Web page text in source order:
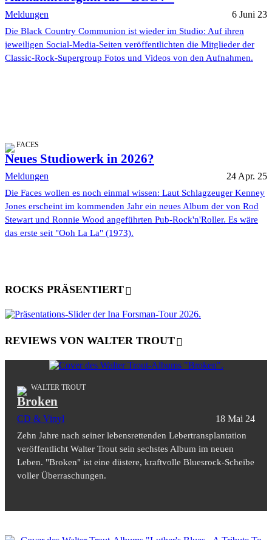
Meldungen 6 Juni 23
Die Black Country Communion ist wieder im Studio: Auf ihren
jeweiligen Social-Media-Seiten veröffentlichten die Mitglieder der
Classic-Rock-Supergroup Fotos und Videos von den Aufnahmen.
FACES
Neues Studiowerk in 2026?
Meldungen 24 Apr. 25
Die Faces wollen es noch einmal wissen: Laut Schlagzeuger Kenney
Jones erscheint im kommenden Jahr ein neues Album der von Rod
Stewart und Ronnie Wood angeführten Pub-Rock'n'Roller. Es wäre
das erste seit "Ooh La La" (1973).
ROCKS PRÄSENTIERT
REVIEWS VON WALTER TROUT
WALTER TROUT
Broken
CD & Vinyl 18 Mai 24
Zehn Jahre nach seiner lebensrettenden Lebertransplantation
veröffentlicht Walter Trout sein sechstes Album im neuen
Leben. "Broken" ist eine düstere, kraftvolle Bluesrock-Scheibe
voller Überraschungen.